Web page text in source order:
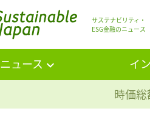
サステナビリティ・
ESG金融のニュース
ニュース イ
時価